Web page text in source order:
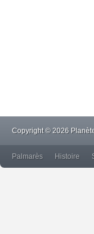
Copyright © 2026
Palmarès Histoire